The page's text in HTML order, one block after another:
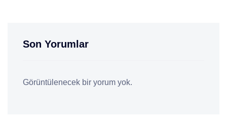
Son Yorumlar
Görüntülenecek bir yorum yok.